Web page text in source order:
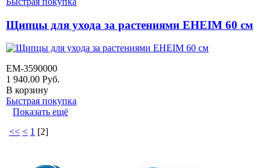
Щипцы для ухода за растениями EHEIM 60 см
EM-3590000
1 940.00 Руб.
В корзину
Быстрая покупка
Показать ещё
<< < 1 [2]